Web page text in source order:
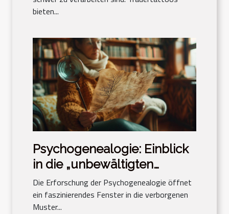
bieten...
Psychogenealogie: Einblick
in die „unbewältigten
Trauerfälle“ des
Familienstammbaums
Die Erforschung der Psychogenealogie öffnet
ein faszinierendes Fenster in die verborgenen
Muster...